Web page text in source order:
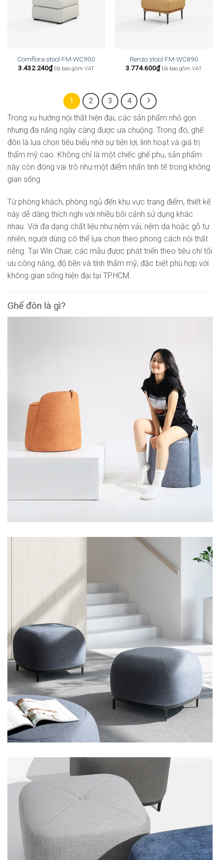
Comflora stool FM-WC900
3.432.240₫ Đã bao gồm VAT
Renzo stool FM-WC890
3.774.600₫ Đã bao gồm VAT
1 2 3 4
Trong xu hướng nội thất hiện đại, các sản phẩm nhỏ gọn
nhưng đa năng ngày càng được ưa chuộng. Trong đó, ghế
đôn là lựa chọn tiêu biểu nhờ sự tiện lợi, linh hoạt và giá trị
thẩm mỹ cao. Không chỉ là một chiếc ghế phụ, sản phẩm
này còn đóng vai trò như một điểm nhấn tinh tế trong không
gian sống.
Từ phòng khách, phòng ngủ đến khu vực trang điểm, thiết kế
này dễ dàng thích nghi với nhiều bối cảnh sử dụng khác
nhau. Với đa dạng chất liệu như nệm vải, nệm da hoặc gỗ tự
nhiên, người dùng có thể lựa chọn theo phong cách nội thất
riêng. Tại Win Chair, các mẫu được phát triển theo tiêu chí tối
ưu công năng, độ bền và tính thẩm mỹ, đặc biệt phù hợp với
không gian sống hiện đại tại TP.HCM.
Ghế đôn là gì?